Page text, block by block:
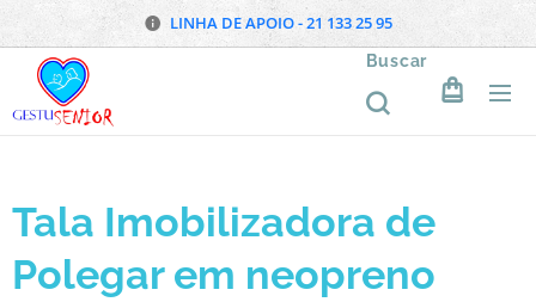
LINHA DE APOIO - 21 133 25 95
Buscar
Tala Imobilizadora de
Polegar em neopreno